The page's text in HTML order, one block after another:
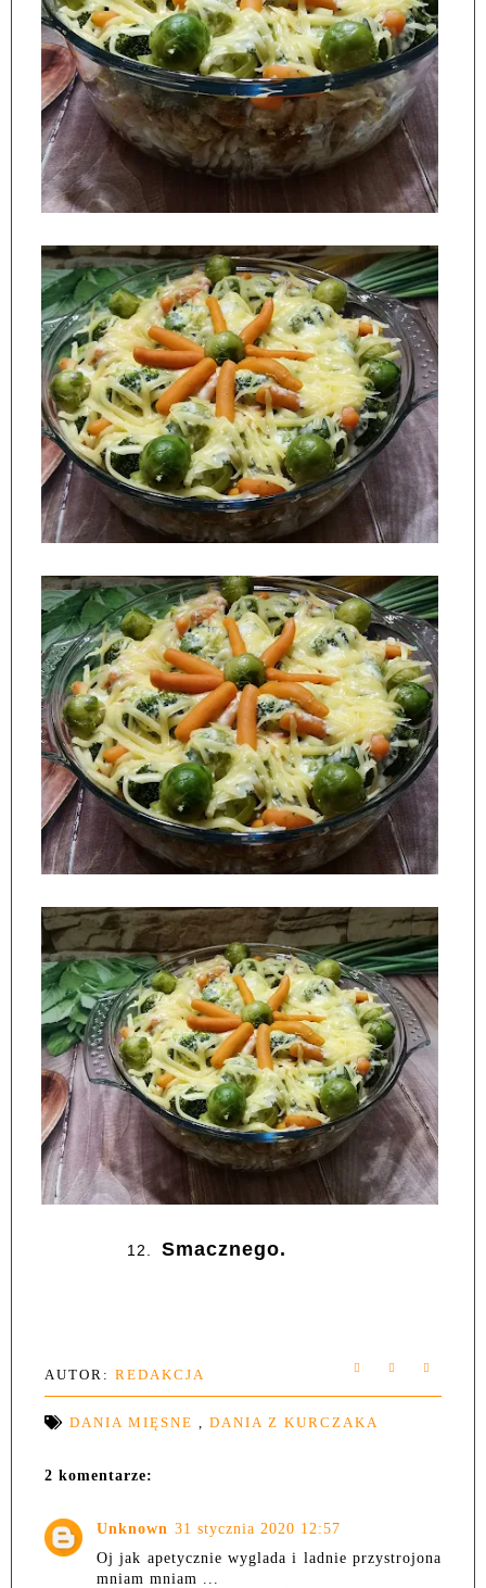
12. Smacznego.
AUTOR: REDAKCJA
DANIA MIĘSNE , DANIA Z KURCZAKA
2 komentarze:
Unknown 31 stycznia 2020 12:57
Oj jak apetycznie wyglada i ladnie przystrojona
mniam mniam ...